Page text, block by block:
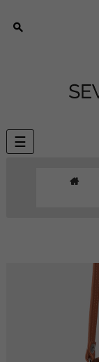
Basculer
la
☰